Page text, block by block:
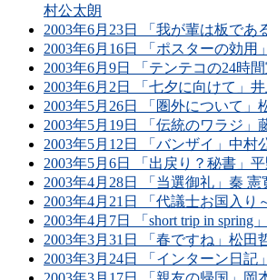
村公太朗
2003年6月23日 「我が輩は板であ
2003年6月16日 「ポスターの効用
2003年6月9日 「テンテコの24時
2003年6月2日 「七夕に向けて」
2003年5月26日 「圏外について」
2003年5月19日 「伝統のワラジ」
2003年5月12日 「バンザイ」中村
2003年5月6日 「出戻り？秘書」
2003年4月28日 「当選御礼」秦 憲
2003年4月21日 「代議士お国入り
2003年4月7日 「short trip in spring
2003年3月31日 「春ですね」松田
2003年3月24日 「インターン日記